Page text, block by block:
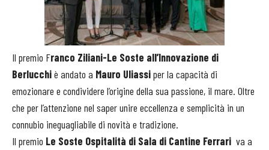
Il premio Franco Ziliani-Le Soste all’Innovazione di
Berlucchiè andato a Mauro Uliassiper la capacità di
emozionare e condividere l’origine della sua passione, il mare. Oltre
che per l’attenzione nel saper unire eccellenza e semplicità in un
connubio ineguagliabile di novità e tradizione.
Il premio Le Soste Ospitalità di Sala di Cantine Ferrari va a